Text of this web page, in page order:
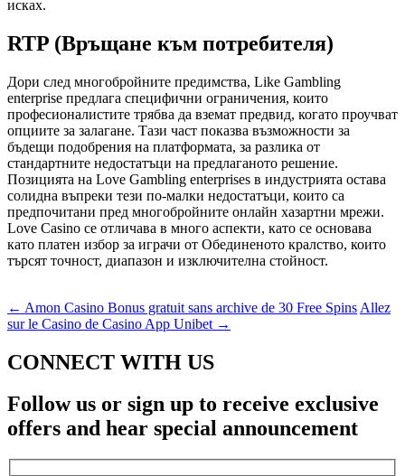
исках.
RTP (Връщане към потребителя)
Дори след многобройните предимства, Like Gambling
enterprise предлага специфични ограничения, които
професионалистите трябва да вземат предвид, когато проучват
опциите за залагане. Тази част показва възможности за
бъдещи подобрения на платформата, за разлика от
стандартните недостатъци на предлаганото решение.
Позицията на Love Gambling enterprises в индустрията остава
солидна въпреки тези по-малки недостатъци, които са
предпочитани пред многобройните онлайн хазартни мрежи.
Love Casino се отличава в много аспекти, като се основава
като платен избор за играчи от Обединеното кралство, които
търсят точност, диапазон и изключителна стойност.
← Amon Casino Bonus gratuit sans archive de 30 Free Spins Allez
sur le Casino de Casino App Unibet →
CONNECT WITH US
Follow us or sign up to receive exclusive
offers and hear special announcement